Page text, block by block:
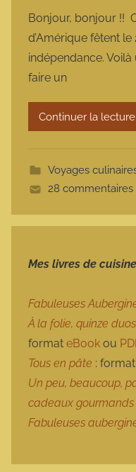
o
Bonjour, bonjour !!
d’Amérique fêtent
indépendance.
faire un
Continuer la lecture
Voyages
28 commentaires
Mes livres de cuisine
Fabuleuses
À la folie, quinze
format eBook ou
Tous en pâte : format
Un peu, beaucoup,
cadeaux gourmands
Fabuleuses